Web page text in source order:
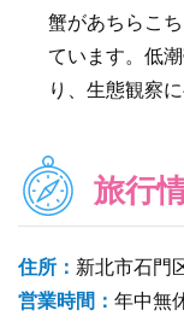
蟹があちらこ
ています。低
り、生態観察
旅行
住所： 新北市石門
営業時間： 年中無